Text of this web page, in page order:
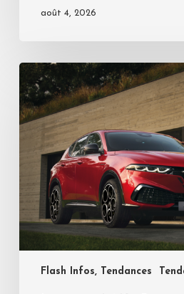
août 4, 2026
Flash Infos, Tendances